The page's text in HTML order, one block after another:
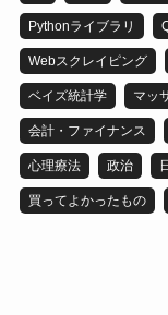
Pythonライブラリ
Webスクレイピング
ベイズ統計学 マッ
会計・ファイナンス
心理療法 政治
買ってよかったもの